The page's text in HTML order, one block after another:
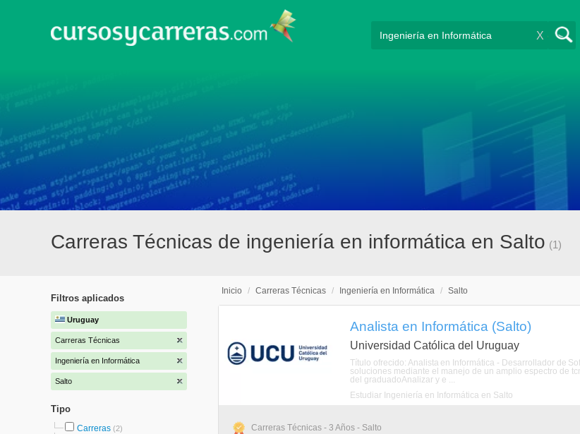
X
Carreras Técnicas de ingeniería en informática en Salto (1)
Filtros aplicados
Uruguay
Carreras Técnicas
Ingeniería en Informática
Salto
Tipo
Carreras (2)
Inicio / Carreras Técnicas / Ingeniería en Informática / Salto
Analista en Informática (Salto)
Universidad Católica del Uruguay
Título ofrecido: Analista en Informática - Desarrollador de
soluciones mediante el manejo de un amplio espectro de
del graduadoAnalizar y e ...
Estudiar Ingeniería en Informática en Salto
Carreras Técnicas - 3 Años - Salto